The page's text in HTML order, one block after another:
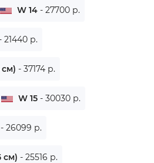
W 14 - 27700 р.
21440 р.
см) - 37174 р.
W 15 - 30030 р.
- 26099 р.
см) - 25516 р.